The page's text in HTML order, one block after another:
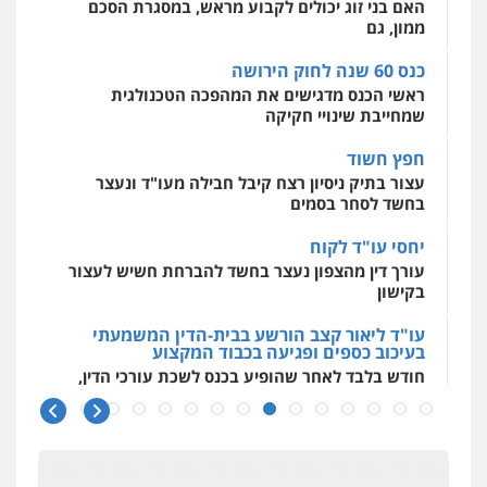
לעורכי דין
האם בני זוג יכולים לקבוע מראש, במסגרת הסכם
ממון, גם
כנס 60 שנה לחוק הירושה
ראשי הכנס מדגישים את המהפכה הטכנולגית
שמחייבת שינויי חקיקה
חפץ חשוד
עצור בתיק ניסיון רצח קיבל חבילה מעו"ד ונעצר
בחשד לסחר בסמים
יחסי עו"ד לקוח
עורך דין מהצפון נעצר בחשד להברחת חשיש לעצור
בקישון
עו"ד ליאור קצב הורשע בבית-הדין המשמעתי
בעיכוב כספים ופגיעה בכבוד המקצוע
חודש בלבד לאחר שהופיע בכנס לשכת עורכי הדין,
קצב הורשע